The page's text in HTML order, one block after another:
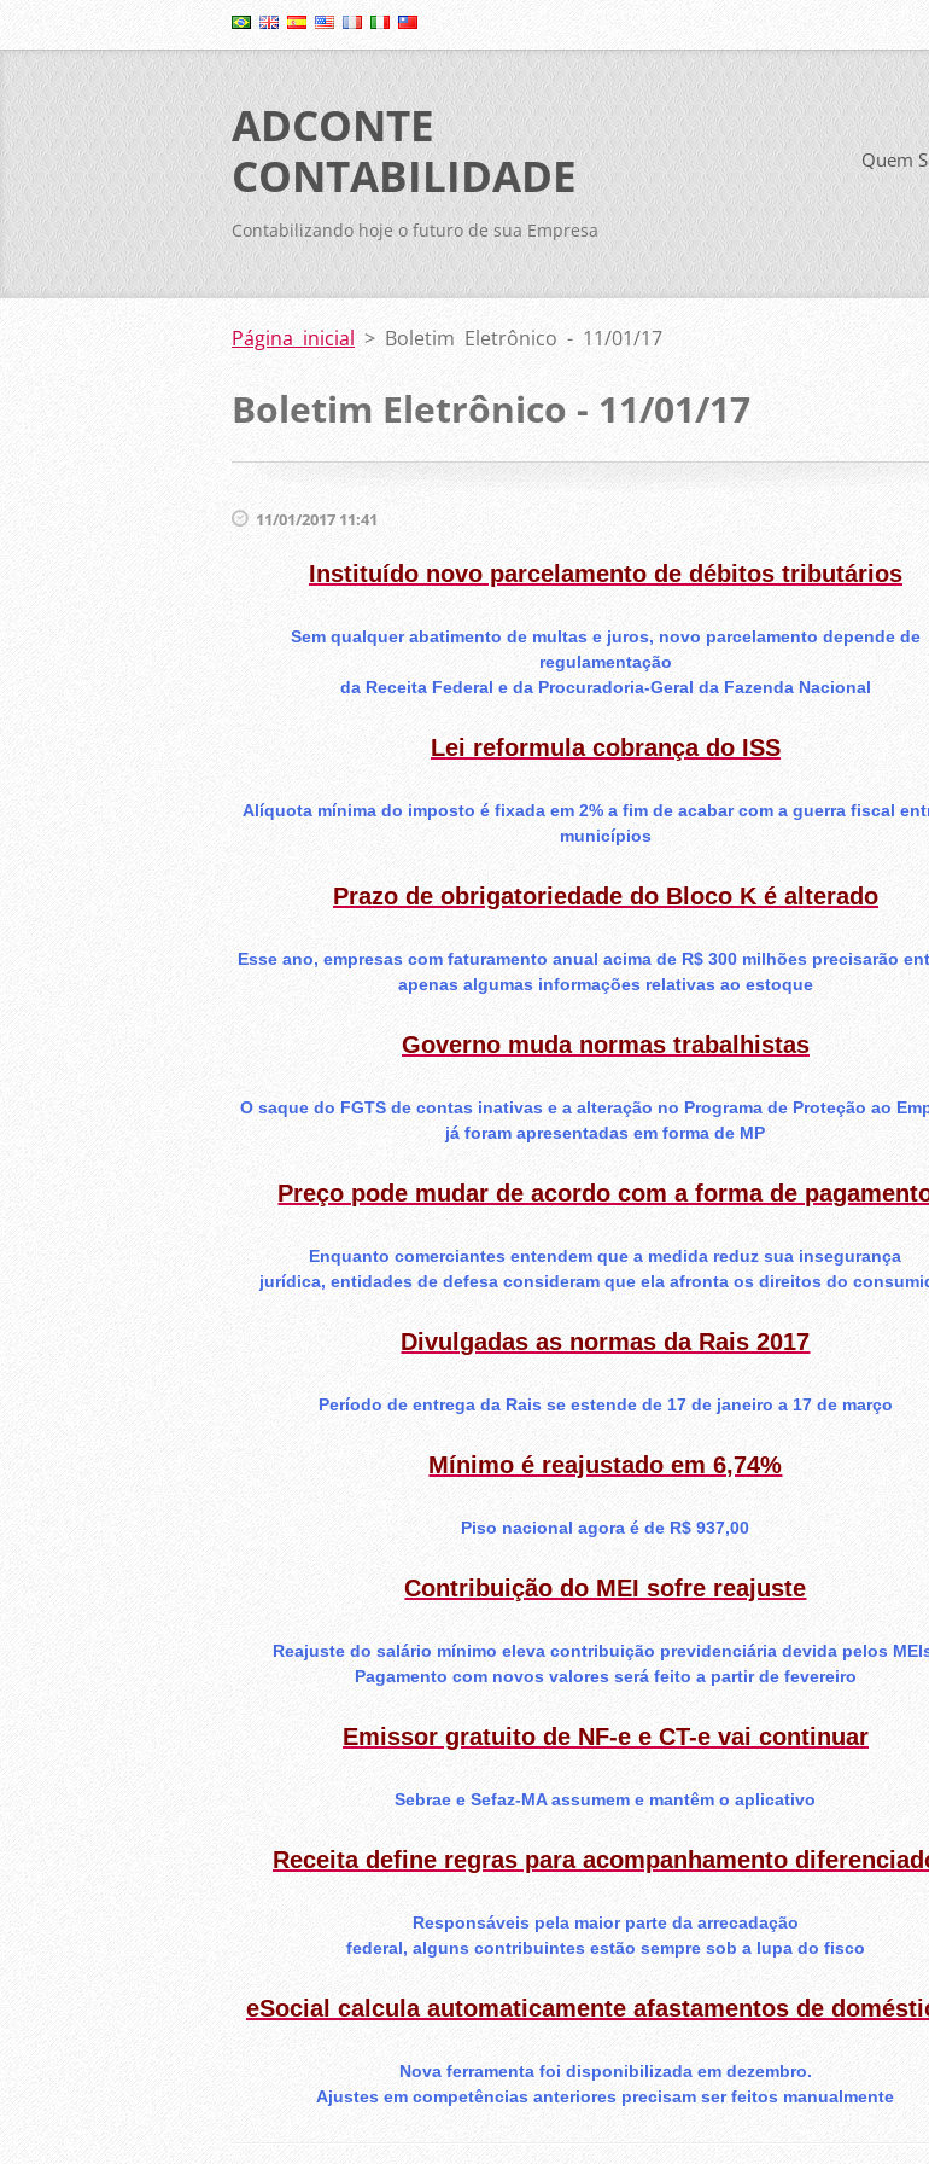
ADCONTE
CONTABILIDADE
Contabilizando hoje o futuro de sua Empresa
Quem
Página inicial > Boletim Eletrônico - 11/01/17
Boletim Eletrônico - 11/01/17
11/01/2017 11:41
Instituído novo parcelamento de débitos tributários
Sem qualquer abatimento de multas e juros, novo parcelamento depende de
regulamentação
da Receita Federal e da Procuradoria-Geral da Fazenda Nacional
Lei reformula cobrança do ISS
Alíquota mínima do imposto é fixada em 2% a fim de acabar com a guerra fiscal
municípios
Prazo de obrigatoriedade do Bloco K é alterado
Esse ano, empresas com faturamento anual acima de R$ 300 milhões precisarão
apenas algumas informações relativas ao estoque
Governo muda normas trabalhistas
O saque do FGTS de contas inativas e a alteração no Programa de Proteção ao
já foram apresentadas em forma de MP
Preço pode mudar de acordo com a forma de
Enquanto comerciantes entendem que a medida reduz sua insegurança
jurídica, entidades de defesa consideram que ela afronta os direitos do
Divulgadas as normas da Rais 2017
Período de entrega da Rais se estende de 17 de janeiro a 17 de março
Mínimo é reajustado em 6,74%
Piso nacional agora é de R$ 937,00
Contribuição do MEI sofre reajuste
Reajuste do salário mínimo eleva contribuição previdenciária devida pelos
Pagamento com novos valores será feito a partir de fevereiro
Emissor gratuito de NF-e e CT-e vai continuar
Sebrae e Sefaz-MA assumem e mantêm o aplicativo
Receita define regras para acompanhamento
Responsáveis pela maior parte da arrecadação
federal, alguns contribuintes estão sempre sob a lupa do fisco
eSocial calcula automaticamente afastamentos de
Nova ferramenta foi disponibilizada em dezembro.
Ajustes em competências anteriores precisam ser feitos manualmente